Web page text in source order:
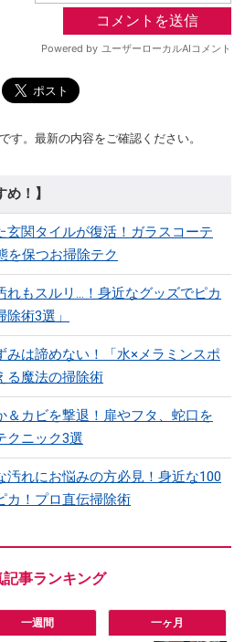
す。最新の内容をご確認ください。
！】
玄関タイルが復活！ガラスコーテ
を保つお掃除テク
れもスルリ…！身近なグッズでピカ
術3選」
みは諦めない！「水×メラミンスポ
る魔法の掃除術
＆カビを撃退！扉やフタ、蛇口を
クニック3選
汚れにお悩みの方必見！身近な100
カ！プロ直伝掃除術
一週間 一ヶ月